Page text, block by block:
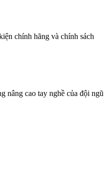
chính hãng và chính sách
nâng cao tay nghề của đội ngũ